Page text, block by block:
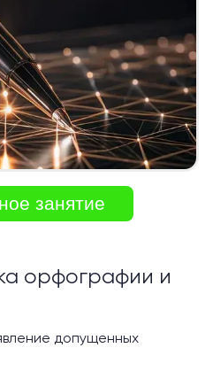
занятие
орфографии и
допущенных